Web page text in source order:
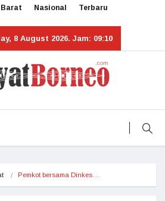
Nasional Terbaru
8 August 2026. Jam: 09:10
Pemkot bersama Dinkes…